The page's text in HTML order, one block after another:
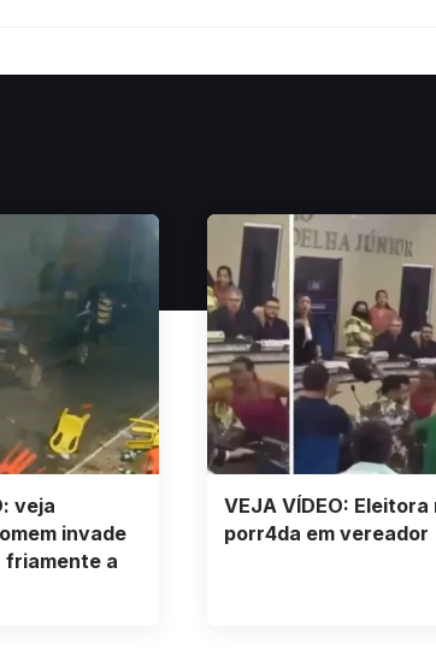
veja
invade
friamente a
VEJA VÍDEO: Eleitora
porr4da em vereador